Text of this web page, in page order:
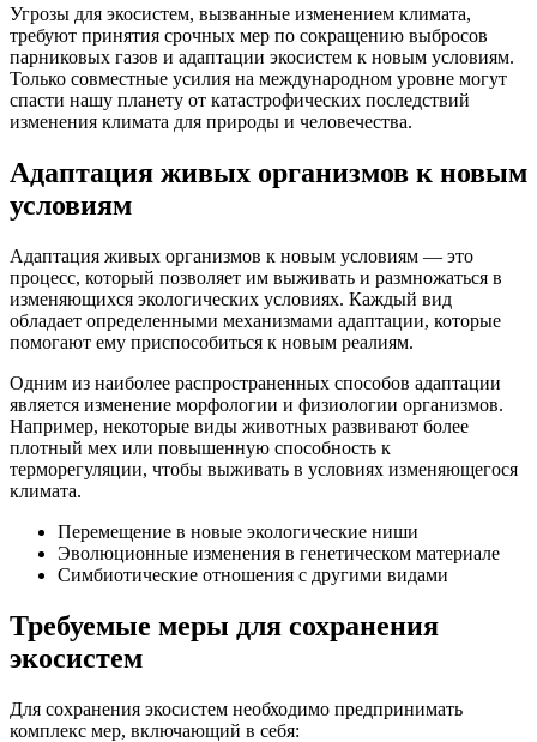
Угрозы для экосистем, вызванные изменением климата,
требуют принятия срочных мер по сокращению выбросов
парниковых газов и адаптации экосистем к новым условиям.
Только совместные усилия на международном уровне могут
спасти нашу планету от катастрофических последствий
изменения климата для природы и человечества.
Адаптация живых организмов к новым
условиям
Адаптация живых организмов к новым условиям — это
процесс, который позволяет им выживать и размножаться в
изменяющихся экологических условиях. Каждый вид
обладает определенными механизмами адаптации, которые
помогают ему приспособиться к новым реалиям.
Одним из наиболее распространенных способов адаптации
является изменение морфологии и физиологии организмов.
Например, некоторые виды животных развивают более
плотный мех или повышенную способность к
терморегуляции, чтобы выживать в условиях изменяющегося
климата.
Перемещение в новые экологические ниши
Эволюционные изменения в генетическом материале
Симбиотические отношения с другими видами
Требуемые меры для сохранения
экосистем
Для сохранения экосистем необходимо предпринимать
комплекс мер, включающий в себя: